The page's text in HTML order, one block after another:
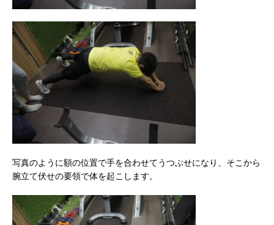
写真のように額の位置で手を合わせてうつぶせになり、そこから
腕立て伏せの要領で体を起こします。